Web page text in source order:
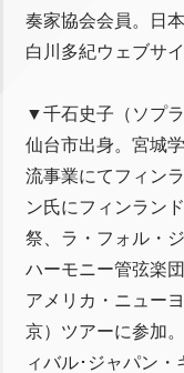
奏家協会会員。日
白川多紀ウェブサ
▼千石史子（ソプラ
仙台市出身。宮城
流事業にてフィン
ン氏にフィンラン
祭、ラ・フォル・
ハーモニー管弦楽
アメリカ・ニュー
京）ツアーに参加
ィバル･ジャパン